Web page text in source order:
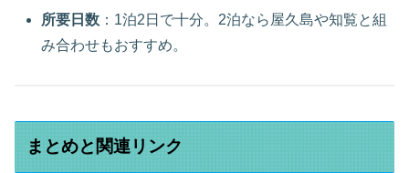
所要日数 ：1泊2日で十分。2泊なら屋久島や知覧と組
み合わせもおすすめ。
まとめと関連リンク